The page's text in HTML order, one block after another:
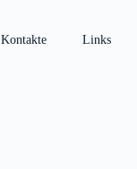
Kontakte Links